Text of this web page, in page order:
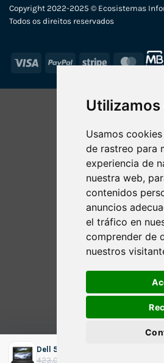
Usamos
de rastreo para
experiencia de
nuestra web,
contenidos
anuncios
el tráfico en
comprender de
nuestros
Copyright 2022-2025 © Ecosistemas
Todos os direitos reservados
Visa PayPal Stripe
423,00
O
O